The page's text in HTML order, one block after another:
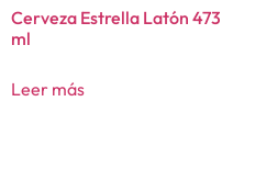
Cerveza Estrella Latón 473
ml
Leer más